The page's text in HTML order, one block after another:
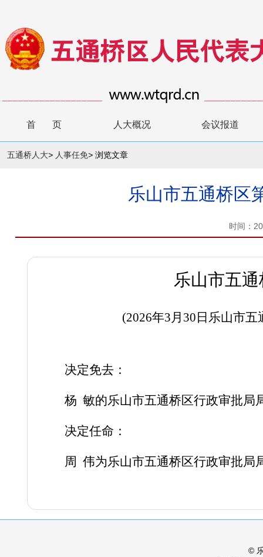
首 页 人大概况 会议报道
五通桥人大> 人事任免> 浏览文章
乐山市五通桥区
时间：
乐山市五
(2026年3月30日乐山市
决定免去：
杨 敏的乐山市五通桥区行政审批局
决定任命：
周 伟为乐山市五通桥区行政审批局
©